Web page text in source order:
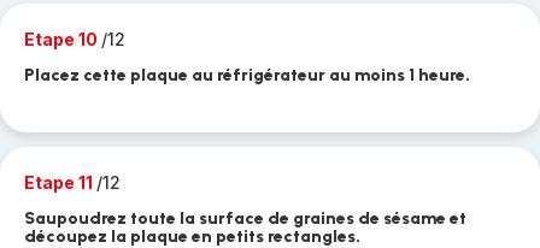
Etape 10 /12
Placez cette plaque au réfrigérateur au moins 1 heure.
Etape 11 /12
Saupoudrez toute la surface de graines de sésame et
découpez la plaque en petits rectangles.